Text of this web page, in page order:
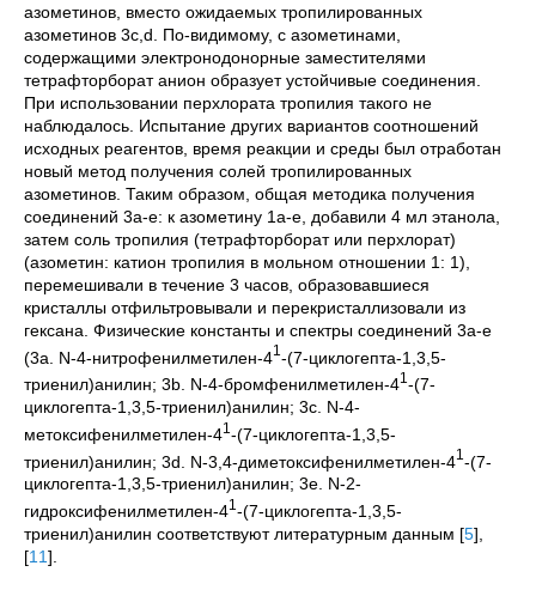
азометинов, вместо ожидаемых тропилированных
азометинов 3c,d. По-видимому, с азометинами,
содержащими электронодонорные заместителями
тетрафторборат анион образует устойчивые соединения.
При использовании перхлората тропилия такого не
наблюдалось. Испытание других вариантов соотношений
исходных реагентов, время реакции и среды был отработан
новый метод получения солей тропилированных
азометинов. Таким образом, общая методика получения
соединений 3а-е: к азометину 1а-е, добавили 4 мл этанола,
затем соль тропилия (тетрафторборат или перхлорат)
(азометин: катион тропилия в мольном отношении 1: 1),
перемешивали в течение 3 часов, образовавшиеся
кристаллы отфильтровывали и перекристаллизовали из
гексана. Физические константы и спектры соединений 3а-e
(3а. N-4-нитрофенилметилен-41-(7-циклогепта-1,3,5-
триенил)анилин; 3b. N-4-бромфенилметилен-41 -(7-
циклогепта-1,3,5-триенил)анилин; 3с. N-4-
метоксифенилметилен-41 -(7-циклогепта-1,3,5-
триенил)анилин; 3d. N-3,4-диметоксифенилметилен-41-(7-
циклогепта-1,3,5-триенил)анилин; 3е. N-2-
гидроксифенилметилен-41 -(7-циклогепта-1,3,5-
триенил)анилин соответствуют литературным данным [5]
[11]